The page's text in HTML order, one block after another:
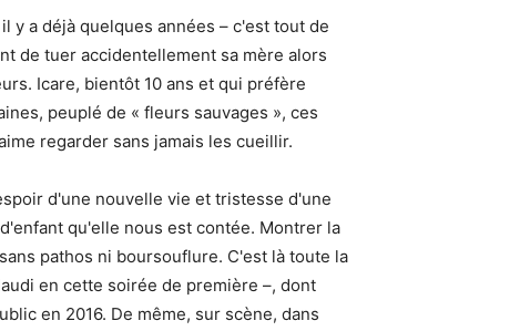
y a déjà quelques années – c'est tout de
de tuer accidentellement sa mère alors
Icare, bientôt 10 ans et qui préfère
peuplé de « fleurs sauvages », ces
regarder sans jamais les cueillir.
d'une nouvelle vie et tristesse d'une
qu'elle nous est contée. Montrer la
pathos ni boursouflure. C'est là toute la
en cette soirée de première –, dont
en 2016. De même, sur scène, dans